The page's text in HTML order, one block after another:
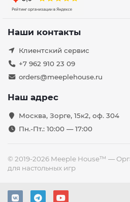
Наши контакты
Клиентский сервис
+7 962 910 23 09
orders@meeplehouse.ru
Наш адрес
Москва, Зорге, 15к2, оф. 304
Пн.-Пт.: 10:00 — 17:00
© 2019-2026 Meeple House™ —
для настольных игр